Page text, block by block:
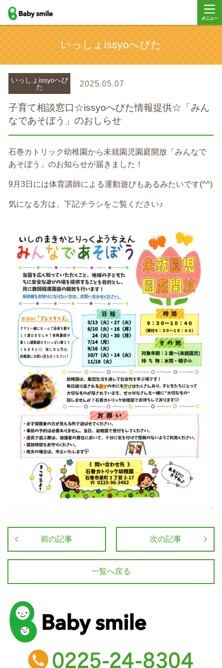
baby smile
いっしょissyoへびた
いっしょissyoへび
た
2025.05.07
子育て相談窓口☆issyoへびた情報提供☆「みん
なであそぼう」のおしらせ
石巻カトリック幼稚園から未就園児園庭開放「みんなで
あそぼう」のお知らせが届きました！
9月3日には体育講師による運動遊びもあるみたいです(^^)
気になる方は、下記チラシをご覧ください♪
前の記事 次の記事
一覧へ戻る
baby smile